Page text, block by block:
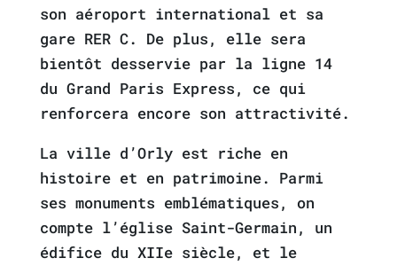
son aéroport international et sa
gare RER C. De plus, elle sera
bientôt desservie par la ligne 14
du Grand Paris Express, ce qui
renforcera encore son attractivité.
La ville d’Orly est riche en
histoire et en patrimoine. Parmi
ses monuments emblématiques, on
compte l’église Saint-Germain, un
édifice du XIIe siècle, et le